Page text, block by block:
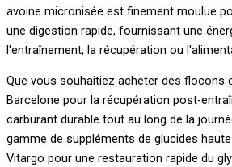
avoine micronisée est finement moulue
une digestion rapide, fournissant une
l'entraînement, la récupération ou
Que vous souhaitiez acheter des flocons
Barcelone pour la récupération post-
carburant durable tout au long de la
gamme de suppléments de glucides
Vitargo pour une restauration rapide du